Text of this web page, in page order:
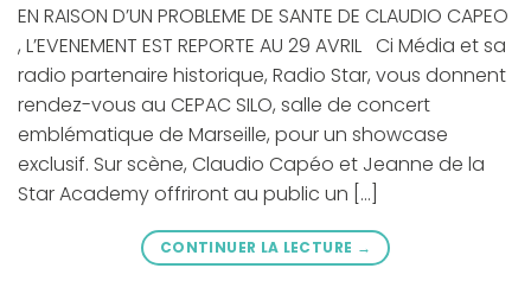
EN RAISON D’UN PROBLEME DE SANTE DE CLAUDIO CAPEO
, L’EVENEMENT EST REPORTE AU 29 AVRIL Ci Média et sa
radio partenaire historique, Radio Star, vous donnent
rendez-vous au CEPAC SILO, salle de concert
emblématique de Marseille, pour un showcase
exclusif. Sur scène, Claudio Capéo et Jeanne de la
Star Academy offriront au public un […]
CONTINUER LA LECTURE →